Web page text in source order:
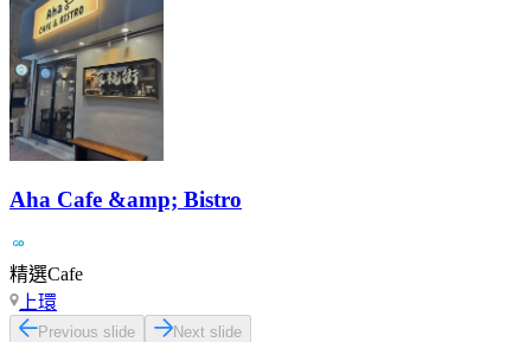
Aha Cafe &amp; Bistro
精選Cafe
上環
Previous slide Next slide